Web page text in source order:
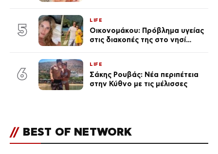
5
LIFE
Οικονομάκου: Πρόβλημα υγείας
στις διακοπές της στο νησί
6
LIFE
Σάκης Ρουβάς: Νέα περιπέτεια
στην Κύθνο με τις μέλισσες
// BEST OF NETWORK